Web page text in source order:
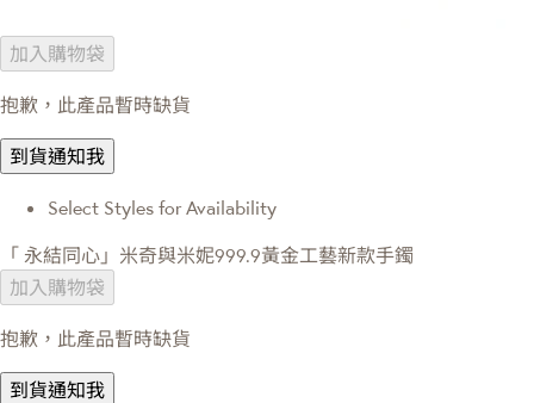
加入購物袋
抱歉，此產品暫時缺貨
到貨通知我
Select Styles for Availability
「 永結同心」米奇與米妮999.9黃金工藝新款手鐲
加入購物袋
抱歉，此產品暫時缺貨
到貨通知我